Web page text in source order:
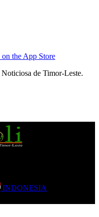
de Timor-Leste.
INDONESIA